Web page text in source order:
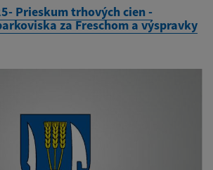
Prieskum trhových cien -
za Freschom a výspravky